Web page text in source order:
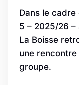
Dans le cadre
5 – 2025/26 –
La Boisse
une
groupe.